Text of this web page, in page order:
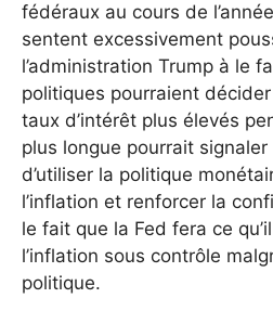
fédéraux au cours de
sentent excessivement
l’administration Trump à le
politiques pourraient
taux d’intérêt plus élevés
plus longue pourrait
d’utiliser la politique
l’inflation et renforcer la
le fait que la Fed fera ce
l’inflation sous contrôle
politique.